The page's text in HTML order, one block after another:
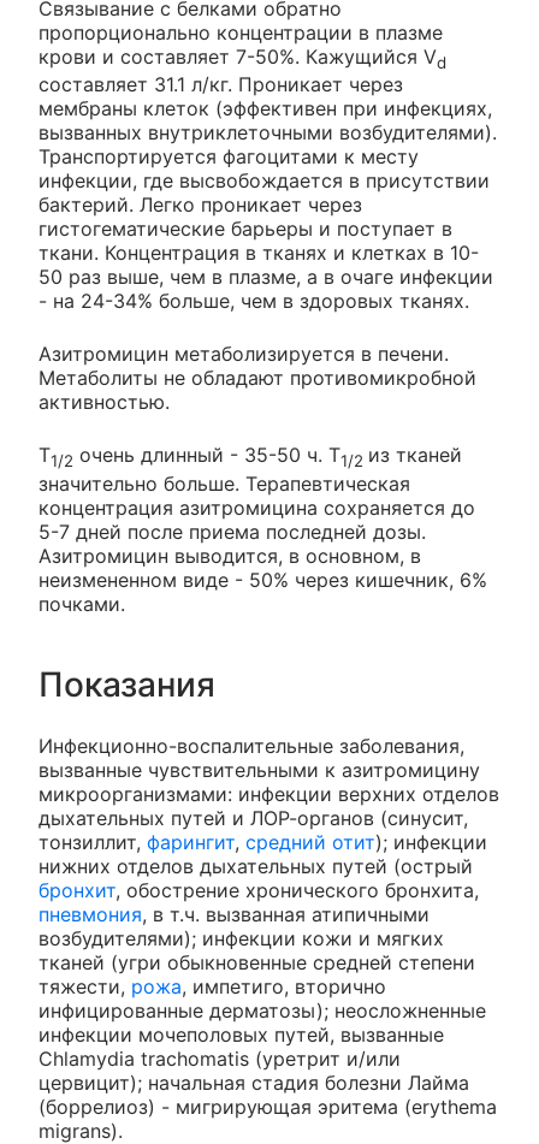
Связывание с белками обратно
пропорционально концентрации в плазме
крови и составляет 7-50%. Кажущийся Vd
составляет 31.1 л/кг. Проникает через
мембраны клеток (эффективен при инфекциях,
вызванных внутриклеточными возбудителями).
Транспортируется фагоцитами к месту
инфекции, где высвобождается в присутствии
бактерий. Легко проникает через
гистогематические барьеры и поступает в
ткани. Концентрация в тканях и клетках в 10-
50 раз выше, чем в плазме, а в очаге инфекции
- на 24-34% больше, чем в здоровых тканях.
Азитромицин метаболизируется в печени.
Метаболиты не обладают противомикробной
активностью.
T1/2 очень длинный - 35-50 ч. T1/2 из тканей
значительно больше. Терапевтическая
концентрация азитромицина сохраняется до
5-7 дней после приема последней дозы.
Азитромицин выводится, в основном, в
неизмененном виде - 50% через кишечник, 6%
почками.
Показания
Инфекционно-воспалительные заболевания,
вызванные чувствительными к азитромицину
микроорганизмами: инфекции верхних отделов
дыхательных путей и ЛОР-органов (синусит,
тонзиллит, фарингит, средний отит); инфекции
нижних отделов дыхательных путей (острый
бронхит, обострение хронического бронхита,
пневмония, в т.ч. вызванная атипичными
возбудителями); инфекции кожи и мягких
тканей (угри обыкновенные средней степени
тяжести, рожа, импетиго, вторично
инфицированные дерматозы); неосложненные
инфекции мочеполовых путей, вызванные
Chlamydia trachomatis (уретрит и/или
цервицит); начальная стадия болезни Лайма
(боррелиоз) - мигрирующая эритема (erythema
migrans).